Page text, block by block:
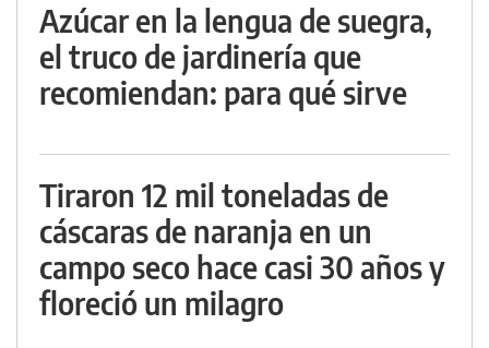
Azúcar en la lengua de suegra,
el truco de jardinería que
recomiendan: para qué sirve
Tiraron 12 mil toneladas de
cáscaras de naranja en un
campo seco hace casi 30 años y
floreció un milagro